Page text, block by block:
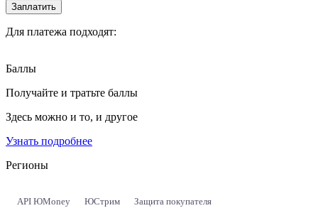
Заплатить
Для платежа подходят:
Баллы
Получайте и тратьте баллы
Здесь можно и то, и другое
Узнать подробнее
Регионы
API ЮMoney ЮСтрим Защита покупателя